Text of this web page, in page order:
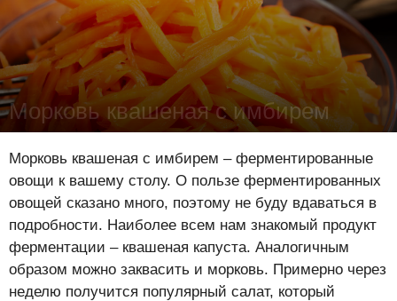
Морковь квашеная с имбирем
Морковь квашеная с имбирем – ферментированные
овощи к вашему столу. О пользе ферментированных
овощей сказано много, поэтому не буду вдаваться в
подробности. Наиболее всем нам знакомый продукт
ферментации – квашеная капуста. Аналогичным
образом можно заквасить и морковь. Примерно через
неделю получится популярный салат, который